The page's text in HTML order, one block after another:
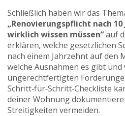
Schließlich haben wir das
„Renovierungspflicht nach
wirklich wissen müssen“auf
erklären, welche gesetzlichen
nach einem Jahrzehnt auf den
welche Ausnahmen es gibt und
ungerechtfertigten
Schritt‑für‑Schritt‑Checkliste
deiner Wohnung
Streitigkeiten vermeiden.